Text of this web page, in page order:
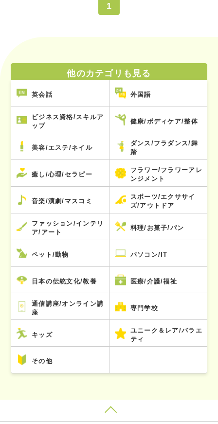
1
他のカテゴリも見る
英会話 外国語
ビジネス資格/スキルア
ップ
健康/ボディケア/整体
美容/エステ/ネイル
ダンス/フラダンス/舞
踏
癒し/心理/セラピー
フラワー/フラワーアレ
ンジメント
音楽/演劇/マスコミ
スポーツ/エクササイ
ズ/アウトドア
ファッション/インテリ
ア/アート
料理/お菓子/パン
ペット/動物 パソコン/IT
日本の伝統文化/教養 医療/介護/福祉
通信講座/オンライン講
座
専門学校
キッズ
ユニーク＆レア/バラエ
ティ
その他